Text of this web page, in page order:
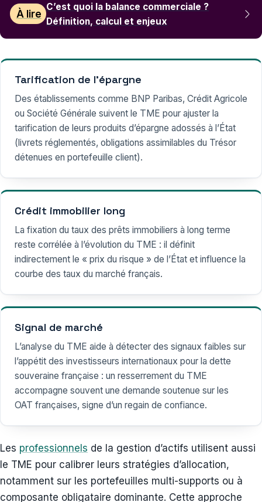
À lire
C’est quoi la balance commerciale ?
Définition, calcul et enjeux
Tarification de l’épargne
Des établissements comme BNP Paribas, Crédit Agricole
ou Société Générale suivent le TME pour ajuster la
tarification de leurs produits d’épargne adossés à l’État
(livrets réglementés, obligations assimilables du Trésor
détenues en portefeuille client).
Crédit immobilier long
La fixation du taux des prêts immobiliers à long terme
reste corrélée à l’évolution du TME : il définit
indirectement le « prix du risque » de l’État et influence la
courbe des taux du marché français.
Signal de marché
L’analyse du TME aide à détecter des signaux faibles sur
l’appétit des investisseurs internationaux pour la dette
souveraine française : un resserrement du TME
accompagne souvent une demande soutenue sur les
OAT françaises, signe d’un regain de confiance.
Les professionnels de la gestion d’actifs utilisent aussi
le TME pour calibrer leurs stratégies d’allocation,
notamment sur les portefeuilles multi-supports ou à
composante obligataire dominante. Cette approche